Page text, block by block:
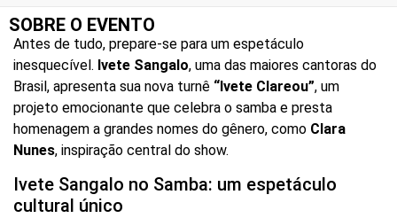
SOBRE O EVENTO
Antes de tudo, prepare-se para um espetáculo
inesquecível. Ivete Sangalo, uma das maiores cantoras do
Brasil, apresenta sua nova turnê “Ivete Clareou”, um
projeto emocionante que celebra o samba e presta
homenagem a grandes nomes do gênero, como Clara
Nunes, inspiração central do show.
Ivete Sangalo no Samba: um espetáculo
cultural único